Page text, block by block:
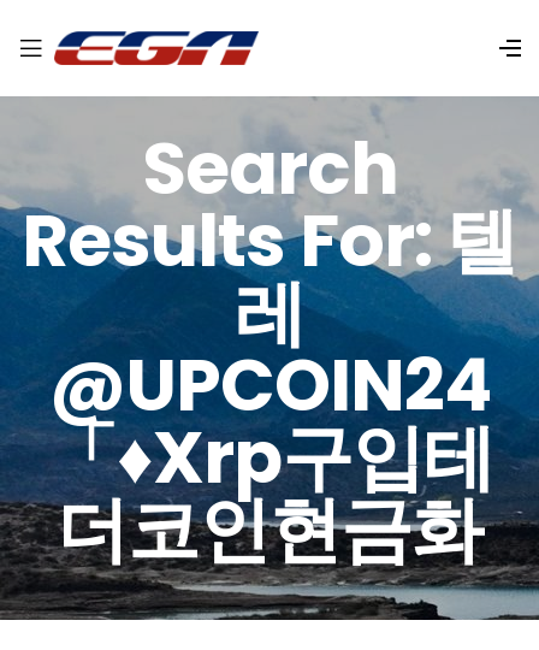
Search
Results For: 텔
레
@UPCOIN24
「♦xrp구입테
더코인현금화